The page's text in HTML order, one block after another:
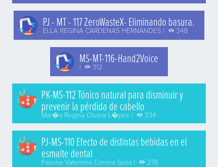
PJ - MT - 117 ZeroWasteX- Eliminando basura.
ELLA REGINA CARDENAS HERNANDES | 348
MS-MT-116-Hand2Voice
| 312
PK-MS-112 Tónico natural para disminuir y
prevenir la pérdida de cabello
Mar�a Regina Olvera L�pez | 334
PJ-MS-110 Efecto de distintas bebidas en el
esmalte dental
Paloma Valentina Corona Soria | 278